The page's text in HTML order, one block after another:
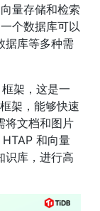
量存储和检索
个数据库可以
据库等多种需
架，这是一
架，能够快速
将文档和图片
和向量
识库，进行高